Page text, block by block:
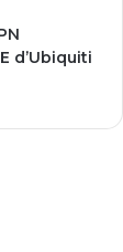
d’Ubiquiti